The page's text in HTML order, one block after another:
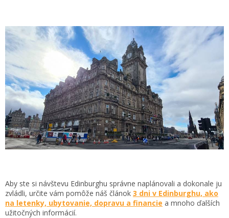
Aby ste si návštevu Edinburghu správne naplánovali a dokonale ju
zvládli, určite vám pomôže náš článok 3 dni v Edinburghu, ako
na letenky, ubytovanie, dopravu a financie a mnoho ďalších
užitočných informácií.